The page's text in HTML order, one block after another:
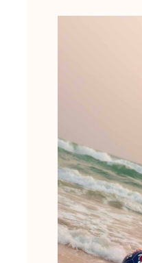
Camiseta de baño
Camisas
Shorts
Jersey y cárdigan
Chaquetas y Abrigos
Pantalones
Jerséis
Camisetas
Loungewear